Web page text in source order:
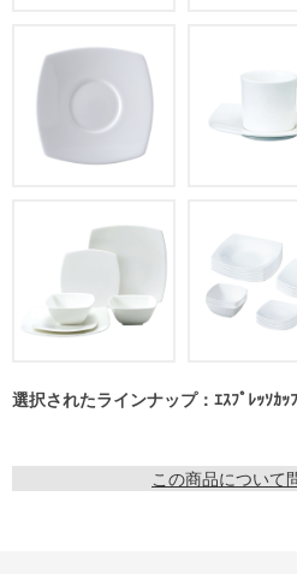
選択されたラインナップ：ｴｽﾌﾟﾚｯｿｶ
この商品について